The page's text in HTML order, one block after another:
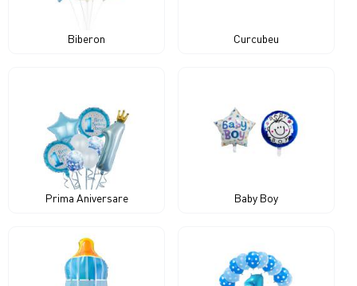
Biberon Curcubeu
Prima Aniversare Baby Boy